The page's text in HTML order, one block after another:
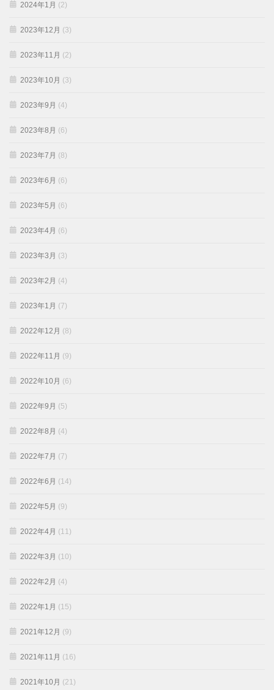
2024年1月 (2)
2023年12月 (3)
2023年11月 (2)
2023年10月 (3)
2023年9月 (4)
2023年8月 (6)
2023年7月 (8)
2023年6月 (6)
2023年5月 (6)
2023年4月 (6)
2023年3月 (3)
2023年2月 (4)
2023年1月 (7)
2022年12月 (8)
2022年11月 (9)
2022年10月 (6)
2022年9月 (5)
2022年8月 (4)
2022年7月 (7)
2022年6月 (14)
2022年5月 (9)
2022年4月 (11)
2022年3月 (10)
2022年2月 (4)
2022年1月 (15)
2021年12月 (9)
2021年11月 (16)
2021年10月 (21)